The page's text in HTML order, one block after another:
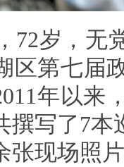
72岁，无
区第七届
年以来
撰写了7本
张现场照